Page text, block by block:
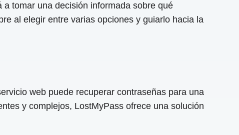
tomar una decisión informada sobre qué
al elegir entre varias opciones y guiarlo hacia la
web puede recuperar contraseñas para una
y complejos, LostMyPass ofrece una solución